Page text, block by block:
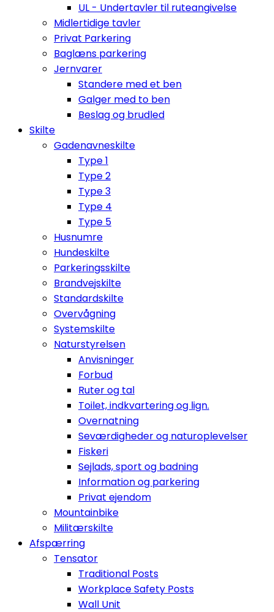
UL - Undertavler til ruteangivelse
Midlertidige tavler
Privat Parkering
Baglæns parkering
Jernvarer
Standere med et ben
Galger med to ben
Beslag og brudled
Skilte
Gadenavneskilte
Type 1
Type 2
Type 3
Type 4
Type 5
Husnumre
Hundeskilte
Parkeringsskilte
Brandvejskilte
Standardskilte
Overvågning
Systemskilte
Naturstyrelsen
Anvisninger
Forbud
Ruter og tal
Toilet, indkvartering og lign.
Overnatning
Seværdigheder og naturoplevelser
Fiskeri
Sejlads, sport og badning
Information og parkering
Privat ejendom
Mountainbike
Militærskilte
Afspærring
Tensator
Traditional Posts
Workplace Safety Posts
Wall Unit